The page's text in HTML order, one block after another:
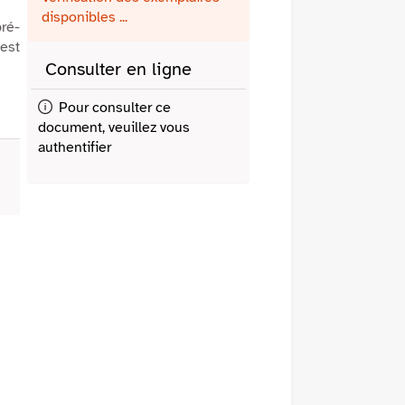
disponibles ...
Consulter en ligne
Pour consulter ce
document, veuillez vous
authentifier